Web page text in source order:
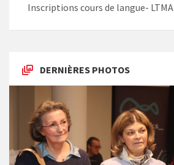
Inscriptions cours de langue- LTMA
DERNIÈRES PHOTOS